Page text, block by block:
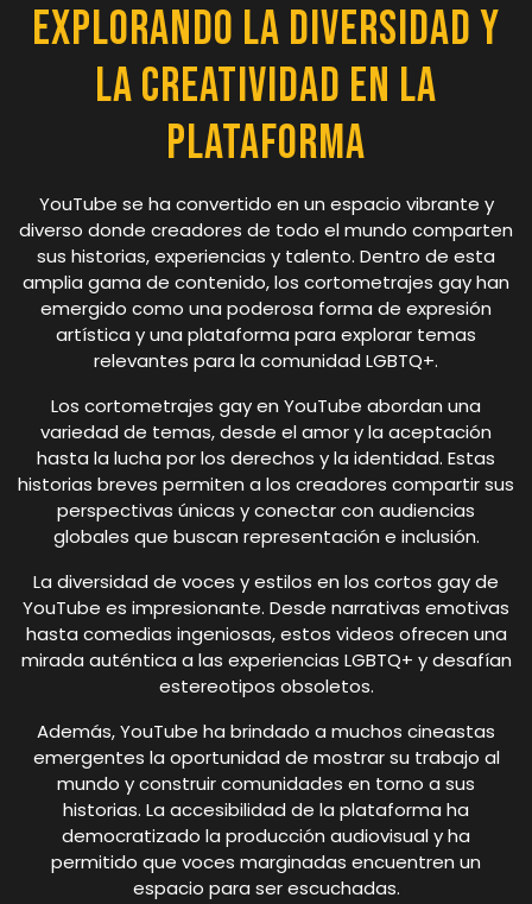
Explorando la Diversidad y
la Creatividad en la
Plataforma
YouTube se ha convertido en un espacio vibrante y
diverso donde creadores de todo el mundo comparten
sus historias, experiencias y talento. Dentro de esta
amplia gama de contenido, los cortometrajes gay han
emergido como una poderosa forma de expresión
artística y una plataforma para explorar temas
relevantes para la comunidad LGBTQ+.
Los cortometrajes gay en YouTube abordan una
variedad de temas, desde el amor y la aceptación
hasta la lucha por los derechos y la identidad. Estas
historias breves permiten a los creadores compartir sus
perspectivas únicas y conectar con audiencias
globales que buscan representación e inclusión.
La diversidad de voces y estilos en los cortos gay de
YouTube es impresionante. Desde narrativas emotivas
hasta comedias ingeniosas, estos videos ofrecen una
mirada auténtica a las experiencias LGBTQ+ y desafían
estereotipos obsoletos.
Además, YouTube ha brindado a muchos cineastas
emergentes la oportunidad de mostrar su trabajo al
mundo y construir comunidades en torno a sus
historias. La accesibilidad de la plataforma ha
democratizado la producción audiovisual y ha
permitido que voces marginadas encuentren un
espacio para ser escuchadas.